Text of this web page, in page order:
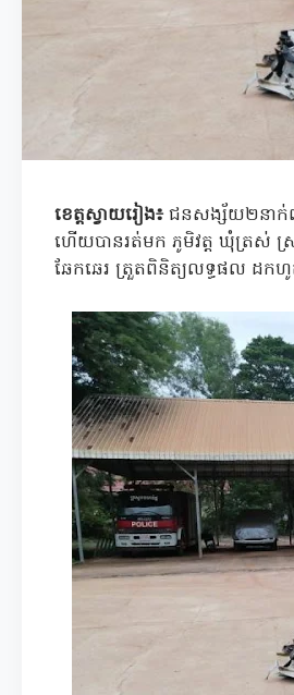
ខេត្តស្វាយរៀង​៖ជនសង្ស័យ​២​នាក់​ព
ហើយ​បាន​រត់​មក ភូមិ​វត្ត ឃុំ​ត្រស់ ស្
ឆែកឆេរ ត្រួតពិនិត្យ​លទ្ធផល ដ